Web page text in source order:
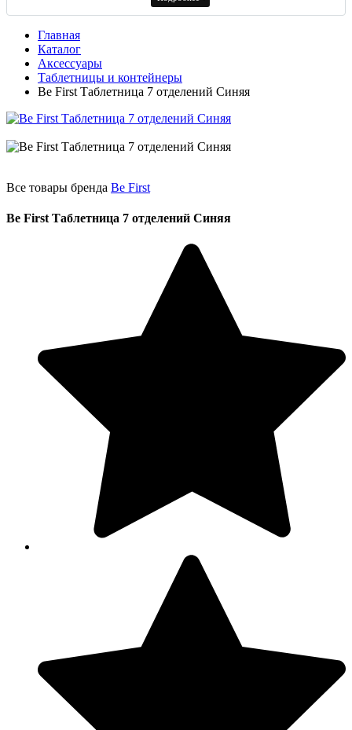
Главная
Каталог
Аксессуары
Таблетницы и контейнеры
Be First Таблетница 7 отделений Синяя
Все товары бренда Be First
Be First Таблетница 7 отделений Синяя